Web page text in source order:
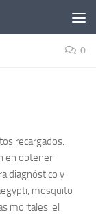
0
recargados.
en obtener
diagnóstico y
mosquito
mortales: el